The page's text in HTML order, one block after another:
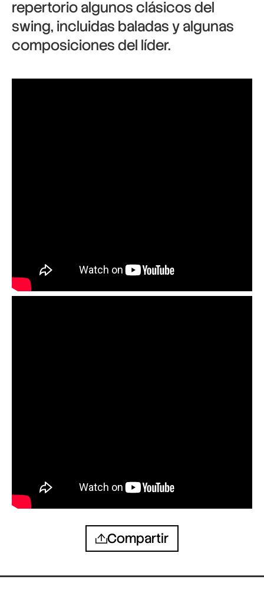
repertorio algunos clásicos del
swing, incluidas baladas y algunas
composiciones del líder.
Compartir